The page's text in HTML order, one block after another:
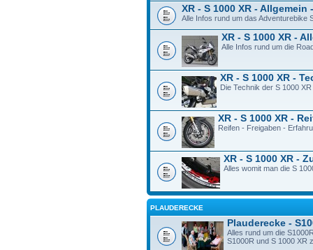
XR - S 1000 XR -
Alle Infos rund um das Adventurebike
XR - S 1000 XR -
Alle Infos rund um die
XR - S 1000 XR -
Die Technik der S 1000
XR - S 1000 XR -
Reifen - Freigaben -
XR - S 1000 XR -
Alles womit man die S
PLAUDERECKE
Plauderecke -
Alles rund um die
S1000R und S 1000 XR